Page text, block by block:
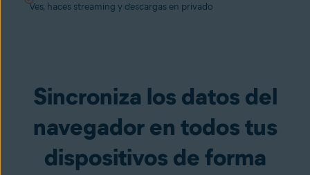
Ves, haces streaming y descargas en privado
Sincroniza los datos del
navegador en todos tus
dispositivos de forma